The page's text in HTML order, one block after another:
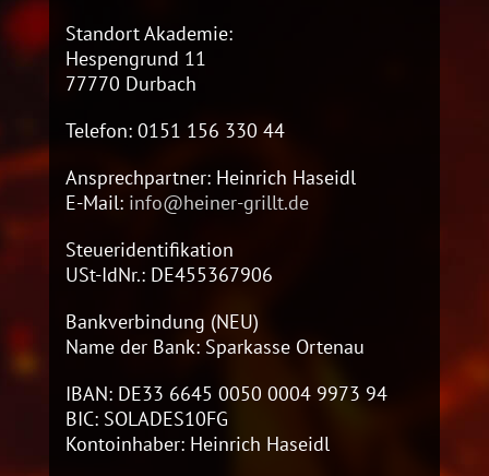
Standort Akademie:
Hespengrund 11
77770 Durbach
Telefon: 0151 156 330 44
Ansprechpartner: Heinrich Haseidl
E-Mail: info@heiner-grillt.de
Steueridentifikation
USt-IdNr.: DE455367906
Bankverbindung (NEU)
Name der Bank: Sparkasse Ortenau
IBAN: DE33 6645 0050 0004 9973 94
BIC: SOLADES10FG
Kontoinhaber: Heinrich Haseidl